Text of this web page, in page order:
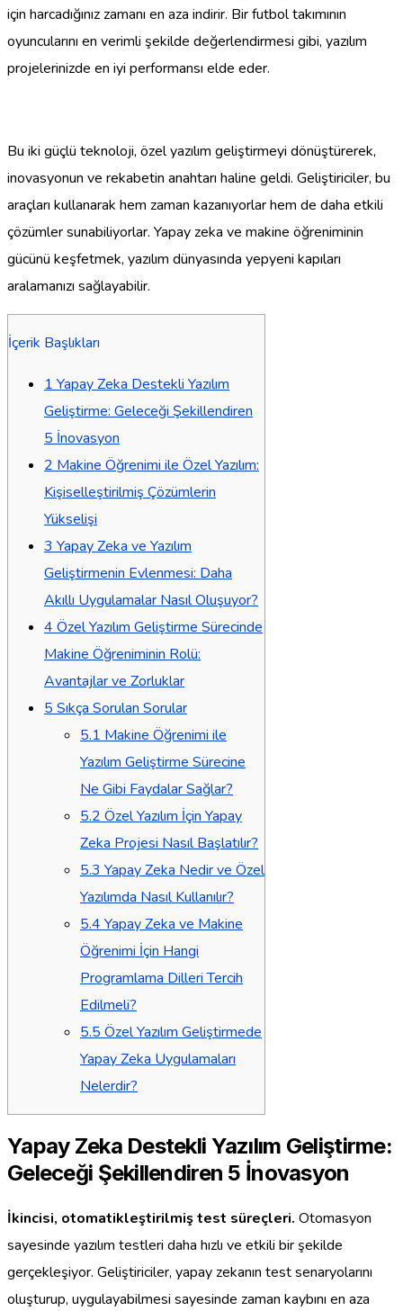
için harcadığınız zamanı en aza indirir. Bir futbol takımının
oyuncularını en verimli şekilde değerlendirmesi gibi, yazılım
projelerinizde en iyi performansı elde eder.
Bu iki güçlü teknoloji, özel yazılım geliştirmeyi dönüştürerek,
inovasyonun ve rekabetin anahtarı haline geldi. Geliştiriciler, bu
araçları kullanarak hem zaman kazanıyorlar hem de daha etkili
çözümler sunabiliyorlar. Yapay zeka ve makine öğreniminin
gücünü keşfetmek, yazılım dünyasında yepyeni kapıları
aralamanızı sağlayabilir.
İçerik Başlıkları
1 Yapay Zeka Destekli Yazılım
Geliştirme: Geleceği Şekillendiren
5 İnovasyon
2 Makine Öğrenimi ile Özel Yazılım:
Kişiselleştirilmiş Çözümlerin
Yükselişi
3 Yapay Zeka ve Yazılım
Geliştirmenin Evlenmesi: Daha
Akıllı Uygulamalar Nasıl Oluşuyor?
4 Özel Yazılım Geliştirme Sürecinde
Makine Öğreniminin Rolü:
Avantajlar ve Zorluklar
5 Sıkça Sorulan Sorular
5.1 Makine Öğrenimi ile
Yazılım Geliştirme Sürecine
Ne Gibi Faydalar Sağlar?
5.2 Özel Yazılım İçin Yapay
Zeka Projesi Nasıl Başlatılır?
5.3 Yapay Zeka Nedir ve Özel
Yazılımda Nasıl Kullanılır?
5.4 Yapay Zeka ve Makine
Öğrenimi İçin Hangi
Programlama Dilleri Tercih
Edilmeli?
5.5 Özel Yazılım Geliştirmede
Yapay Zeka Uygulamaları
Nelerdir?
Yapay Zeka Destekli Yazılım Geliştirme:
Geleceği Şekillendiren 5 İnovasyon
İkincisi, otomatikleştirilmiş test süreçleri. Otomasyon
sayesinde yazılım testleri daha hızlı ve etkili bir şekilde
gerçekleşiyor. Geliştiriciler, yapay zekanın test senaryolarını
oluşturup, uygulayabilmesi sayesinde zaman kaybını en aza